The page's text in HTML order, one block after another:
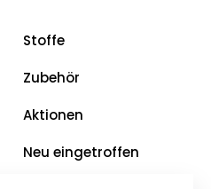
Stoffe
Zubehör
Aktionen
Neu eingetroffen